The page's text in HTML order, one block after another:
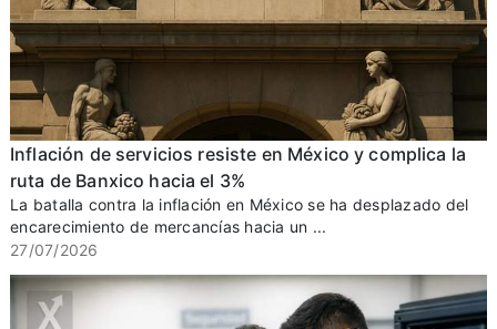
Inflación de servicios resiste en México y complica la
ruta de Banxico hacia el 3%
La batalla contra la inflación en México se ha desplazado del
encarecimiento de mercancías hacia un ...
27/07/2026